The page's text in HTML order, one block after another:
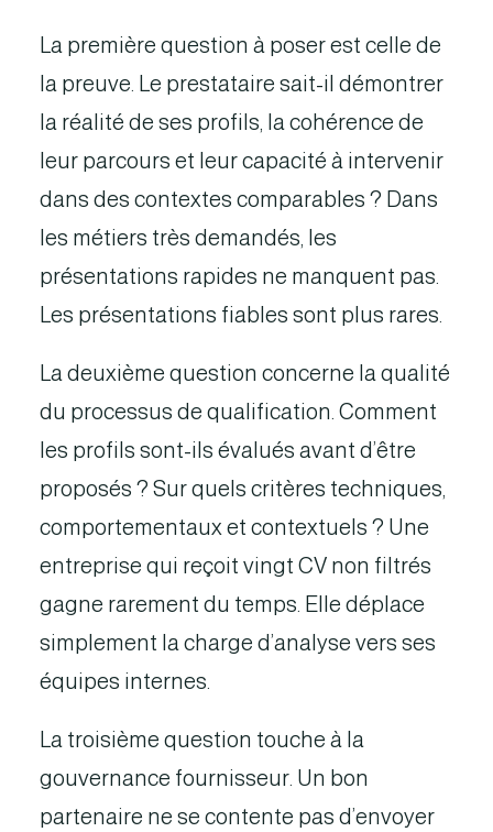
La première question à poser est celle de
la preuve. Le prestataire sait-il démontrer
la réalité de ses profils, la cohérence de
leur parcours et leur capacité à intervenir
dans des contextes comparables ? Dans
les métiers très demandés, les
présentations rapides ne manquent pas.
Les présentations fiables sont plus rares.
La deuxième question concerne la qualité
du processus de qualification. Comment
les profils sont-ils évalués avant d’être
proposés ? Sur quels critères techniques,
comportementaux et contextuels ? Une
entreprise qui reçoit vingt CV non filtrés
gagne rarement du temps. Elle déplace
simplement la charge d’analyse vers ses
équipes internes.
La troisième question touche à la
gouvernance fournisseur. Un bon
partenaire ne se contente pas d’envoyer